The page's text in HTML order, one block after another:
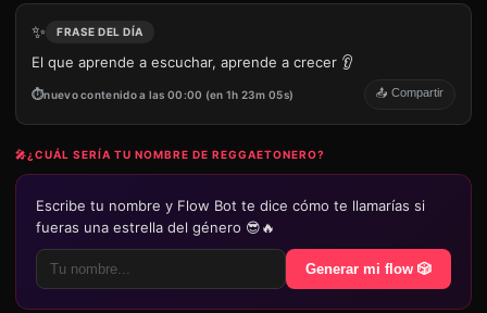
✨ FRASE DEL DÍA
El que aprende a escuchar, aprende a crecer 👂
nuevo contenido a las 00:00 (en 1h 23m 05s) 📤 Compartir
🎤¿CUÁL SERÍA TU NOMBRE DE REGGAETONERO?
Escribe tu nombre y Flow Bot te dice cómo te llamarías si
fueras una estrella del género 😎🔥
Generar mi flow 🎲